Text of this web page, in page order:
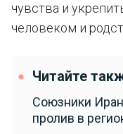
чувства и
человеком и
Читайте
Союзники
пролив в